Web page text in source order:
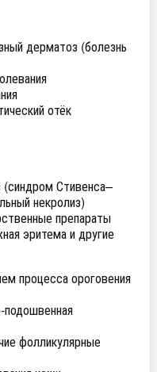
дерматоз (болезнь
отёк
(синдром Стивенса–
некролиз)
препараты
эритема и другие
процесса ороговения
подошвенная
фолликулярные